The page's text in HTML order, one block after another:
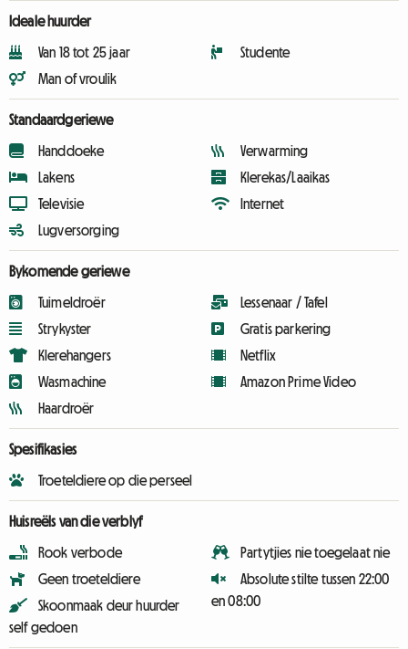
Ideale huurder
Van 18 tot 25 jaar
Man of vroulik
Studente
Standaardgeriewe
Handdoeke
Lakens
Televisie
Lugversorging
Verwarming
Klerekas/Laaikas
Internet
Bykomende geriewe
Tuimeldroër
Strykyster
Klerehangers
Wasmachine
Haardroër
Lessenaar / Tafel
Gratis parkering
Netflix
Amazon Prime Video
Spesifikasies
Troeteldiere op die perseel
Huisreëls van die verblyf
Rook verbode
Geen troeteldiere
Skoonmaak deur huurder
self gedoen
Partytjies nie toegelaat nie
Absolute stilte tussen 22:00
en 08:00